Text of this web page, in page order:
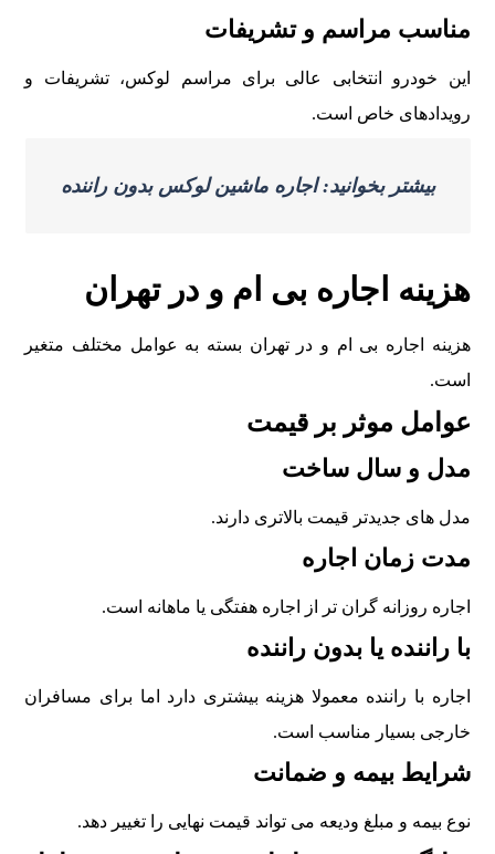
مناسب مراسم و تشريفات
اين خودرو انتخابی عالی برای مراسم لوکس، تشريفات و
رويدادهای خاص است.
بیشتر بخوانید: اجاره ماشین لوکس بدون راننده
هزينه اجاره بی ام و در تهران
هزينه اجاره بی ام و در تهران بسته به عوامل مختلف متغير
است.
عوامل موثر بر قيمت
مدل و سال ساخت
مدل های جديدتر قيمت بالاتری دارند.
مدت زمان اجاره
اجاره روزانه گران تر از اجاره هفتگی يا ماهانه است.
با راننده يا بدون راننده
اجاره با راننده معمولا هزينه بيشتری دارد اما برای مسافران
خارجی بسيار مناسب است.
شرايط بيمه و ضمانت
نوع بيمه و مبلغ ودیعه می تواند قيمت نهايی را تغيير دهد.